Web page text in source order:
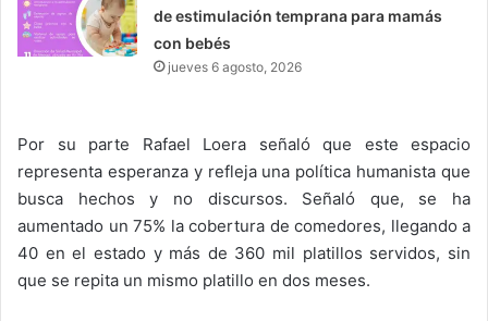
de estimulación temprana para mamás
con bebés
jueves 6 agosto, 2026
Por su parte Rafael Loera señaló que este espacio
representa esperanza y refleja una política humanista que
busca hechos y no discursos. Señaló que, se ha
aumentado un 75% la cobertura de comedores, llegando a
40 en el estado y más de 360 mil platillos servidos, sin
que se repita un mismo platillo en dos meses.